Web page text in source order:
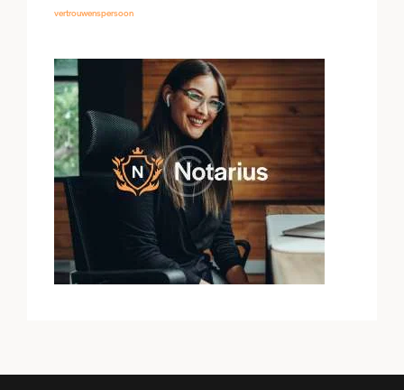
vertrouwenspersoon